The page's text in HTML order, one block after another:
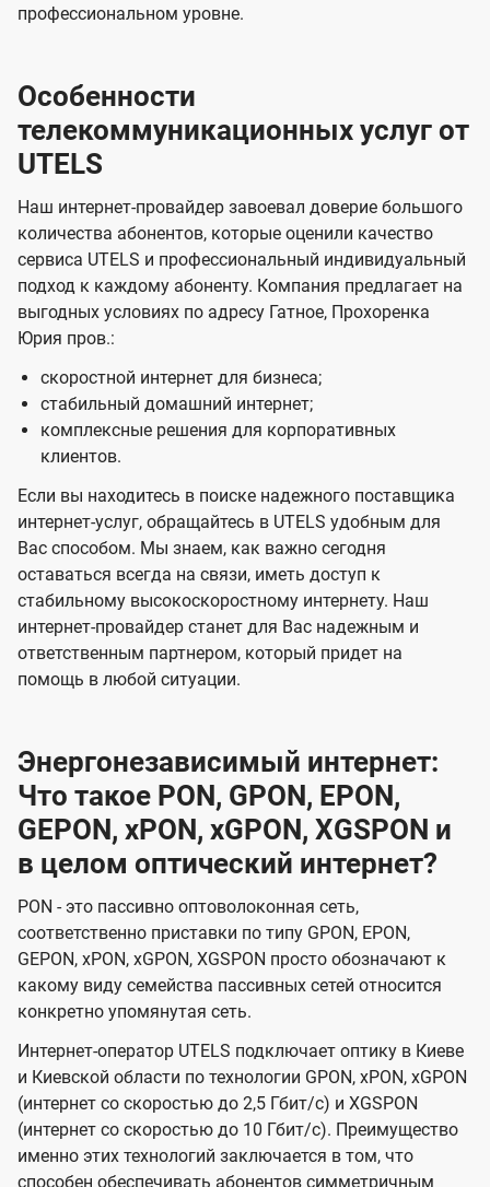
профессиональном уровне.
Особенности
телекоммуникационных услуг от
UTELS
Наш интернет-провайдер завоевал доверие большого
количества абонентов, которые оценили качество
сервиса UTELS и профессиональный индивидуальный
подход к каждому абоненту. Компания предлагает на
выгодных условиях по адресу Гатное, Прохоренка
Юрия пров.:
скоростной интернет для бизнеса;
стабильный домашний интернет;
комплексные решения для корпоративных
клиентов.
Если вы находитесь в поиске надежного поставщика
интернет-услуг, обращайтесь в UTELS удобным для
Вас способом. Мы знаем, как важно сегодня
оставаться всегда на связи, иметь доступ к
стабильному высокоскоростному интернету. Наш
интернет-провайдер станет для Вас надежным и
ответственным партнером, который придет на
помощь в любой ситуации.
Энергонезависимый интернет:
Что такое PON, GPON, EPON,
GEPON, xPON, xGPON, XGSPON и
в целом оптический интернет?
PON - это пассивно оптоволоконная сеть,
соответственно приставки по типу GPON, EPON,
GEPON, xPON, xGPON, XGSPON просто обозначают к
какому виду семейства пассивных сетей относится
конкретно упомянутая сеть.
Интернет-оператор UTELS подключает оптику в Киеве
и Киевской области по технологии GPON, xPON, xGPON
(интернет со скоростью до 2,5 Гбит/с) и XGSPON
(интернет со скоростью до 10 Гбит/с). Преимущество
именно этих технологий заключается в том, что
способен обеспечивать абонентов симметричным